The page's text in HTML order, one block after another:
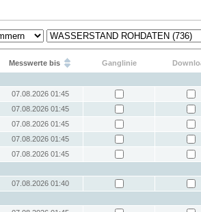
Messwerte bis Ganglinie
07.08.2026 01:45
07.08.2026 01:45
07.08.2026 01:45
07.08.2026 01:45
07.08.2026 01:45
07.08.2026 01:40